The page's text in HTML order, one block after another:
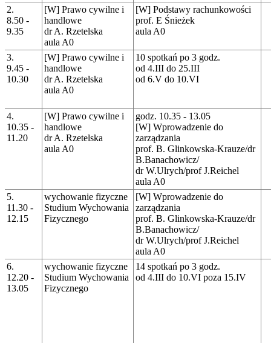
2.
8.50 -
9.35
[W] Prawo cywilne i
handlowe
dr A. Rzetelska
aula A0
[W] Podstawy rachunkowości
prof. E Śnieżek
aula A0
3.
9.45 -
10.30
[W] Prawo cywilne i
handlowe
dr A. Rzetelska
aula A0
10 spotkań po 3 godz.
od 4.III do 25.III
od 6.V do 10.VI
4.
10.35 -
11.20
[W] Prawo cywilne i
handlowe
dr A. Rzetelska
aula A0
godz. 10.35 - 13.05
[W] Wprowadzenie do
zarządzania
prof. B. Glinkowska-Krauze/dr
B.Banachowicz/
dr W.Ulrych/prof J.Reichel
aula A0
5.
11.30 -
12.15
wychowanie fizyczne
Studium Wychowania
Fizycznego
[W] Wprowadzenie do
zarządzania
prof. B. Glinkowska-Krauze/dr
B.Banachowicz/
dr W.Ulrych/prof J.Reichel
aula A0
6.
12.20 -
13.05
wychowanie fizyczne
Studium Wychowania
Fizycznego
14 spotkań po 3 godz.
od 4.III do 10.VI poza 15.IV